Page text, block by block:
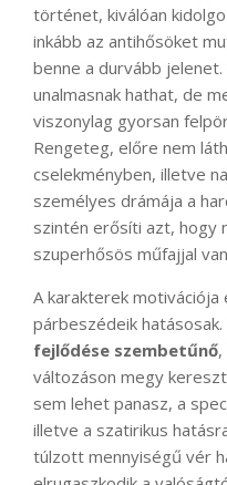
történet, kiválóan
inkább az antihősöket
benne a durvább
unalmasnak hathat, de
viszonylag gyorsan
Rengeteg, előre nem
cselekményben, illetve
személyes drámája a
szintén erősíti azt, hogy
szuperhősös műfajjal
A karakterek
párbeszédeik hatásosak.
fejlődése szembetűnő
változáson megy
sem lehet panasz, a
illetve a szatirikus
túlzott mennyiségű vér